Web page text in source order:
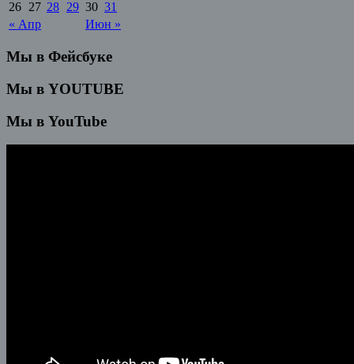
« Апр Июн »
26 27 28 29 30 31
Мы в Фейсбуке
Мы в YOUTUBE
Мы в YouTube